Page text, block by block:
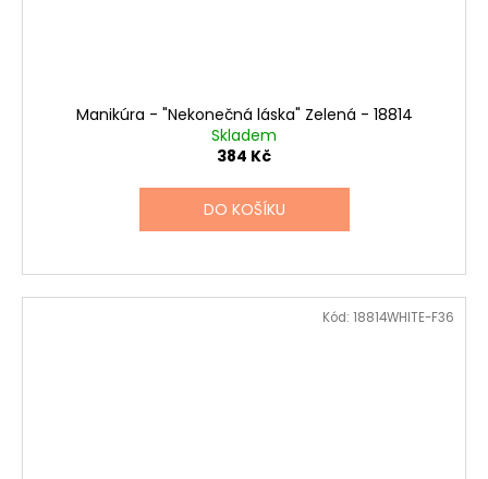
Manikúra - "Nekonečná láska" Zelená - 18814
Skladem
384 Kč
DO KOŠÍKU
Kód: 18814WHITE-F36